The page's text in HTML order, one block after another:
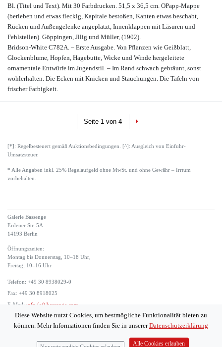
Bl. (Titel und Text). Mit 30 Farbdrucken. 51,5 x 36,5 cm. OPapp-Mappe
(berieben und etwas fleckig, Kapitale bestoßen, Kanten etwas beschabt,
Rücken und Außengelenke angeplatzt, Innenklappen mit Läsuren und
Fehlstellen). Göppingen, Jllig und Müller, (1902).
Bridson-White C782A. – Erste Ausgabe. Von Pflanzen wie Geißblatt,
Glockenblume, Hopfen, Hagebutte, Wicke und Winde hergeleitete
ornamentale Entwürfe im Jugendstil. – Im Rand schwach gebräunt, sonst
wohlerhalten. Die Ecken mit Knicken und Stauchungen. Die Tafeln von
frischer Farbigkeit.
Seite 1 von 4 Next
[*]: Regelbesteuert gemäß Auktionsbedingungen. [^]: Ausgleich von Einfuhr-
Umsatzsteuer.
* Alle Angaben inkl. 25% Regelaufgeld ohne MwSt. und ohne Gewähr – Irrtum
vorbehalten.
Galerie Bassenge
Erdener Str. 5A
14193 Berlin
Öffnungszeiten:
Montag bis Donnerstag, 10–18 Uhr,
Freitag, 10–16 Uhr
Telefon: +49 30 8938029-0
Fax: +49 30 8918025
E-Mail: info (at) bassenge.com
Diese Website nutzt Cookies, um bestmögliche Funktionalität bieten zu
können. Mehr Informationen finden Sie in unsererDatenschutzerklärung
Alle Cookies erlauben